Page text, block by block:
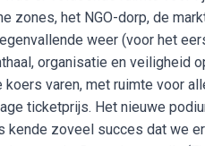
zones, het NGO-dorp, de
weer (voor het
organisatie en veiligheid
koers varen, met ruimte voor
ticketprijs. Het nieuwe
kende zoveel succes dat we